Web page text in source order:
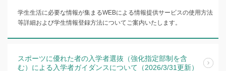
学生生活に必要な情報が集まるWEBによる情報提供サービスの使用方法
等詳細および学生情報登録方法についてご案内いたします。
スポーツに優れた者の入学者選抜（強化指定部制を含
む）による入学者ガイダンスについて（2026/3/31更新）